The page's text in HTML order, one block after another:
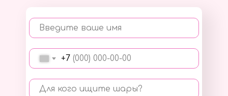
Введите ваше имя
+7
Для кого ищите шары?